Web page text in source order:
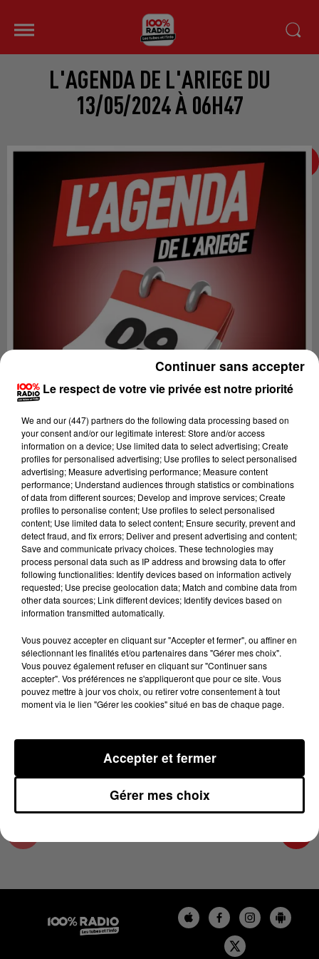
L'AGENDA DE L'ARIEGE DU
13/05/2024 À 06H47
Lecture (1 min 14 sec)
100%
100% Radio l'agenda de l'Ariege
13 mai 2024 - 1 min 14 sec
L'AGENDA DE L'ARIEGE DU 13/05/2024 À
06H47
L'agenda de l'Ariege
Le respect de votre vie privée est notre priorité
We and our (447) partnersdo the following data processing based on
your consent and/or our legitimate interest: Store and/or access
information on a device; Use limited data to select advertising; Create
profiles for personalised advertising; Use profiles to select personalised
advertising; Measure advertising performance; Measure content
performance; Understand audiences through statistics or combinations
of data from different sources; Develop and improve services; Create
profiles to personalise content; Use profiles to select personalised
content; Use limited data to select content; Ensure security, prevent and
detect fraud, and fix errors; Deliver and present advertising and content;
Save and communicate privacy choices. These technologies may
process personal data such as IP address and browsing data to offer
following functionalities: Identify devices based on information actively
requested; Use precise geolocation data; Match and combine data from
other data sources; Link different devices; Identify devices based on
information transmitted automatically.
Vous pouvez accepter en cliquant sur "Accepter et fermer", ou affiner en
sélectionnant les finalités et/ou partenaires dans "Gérer mes choix".
Vous pouvez également refuser en cliquant sur "Continuer sans
accepter". Vos préférences ne s'appliqueront que pour ce site. Vous
pouvez mettre à jour vos choix, ou retirer votre consentement à tout
moment via le lien "Gérer les cookies" situé en bas de chaque page.
Gérer mes choix
Accepter et fermer
Continuer sans accepter